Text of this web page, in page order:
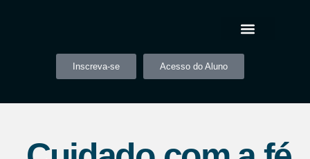
Inscreva-se Acesso do Aluno